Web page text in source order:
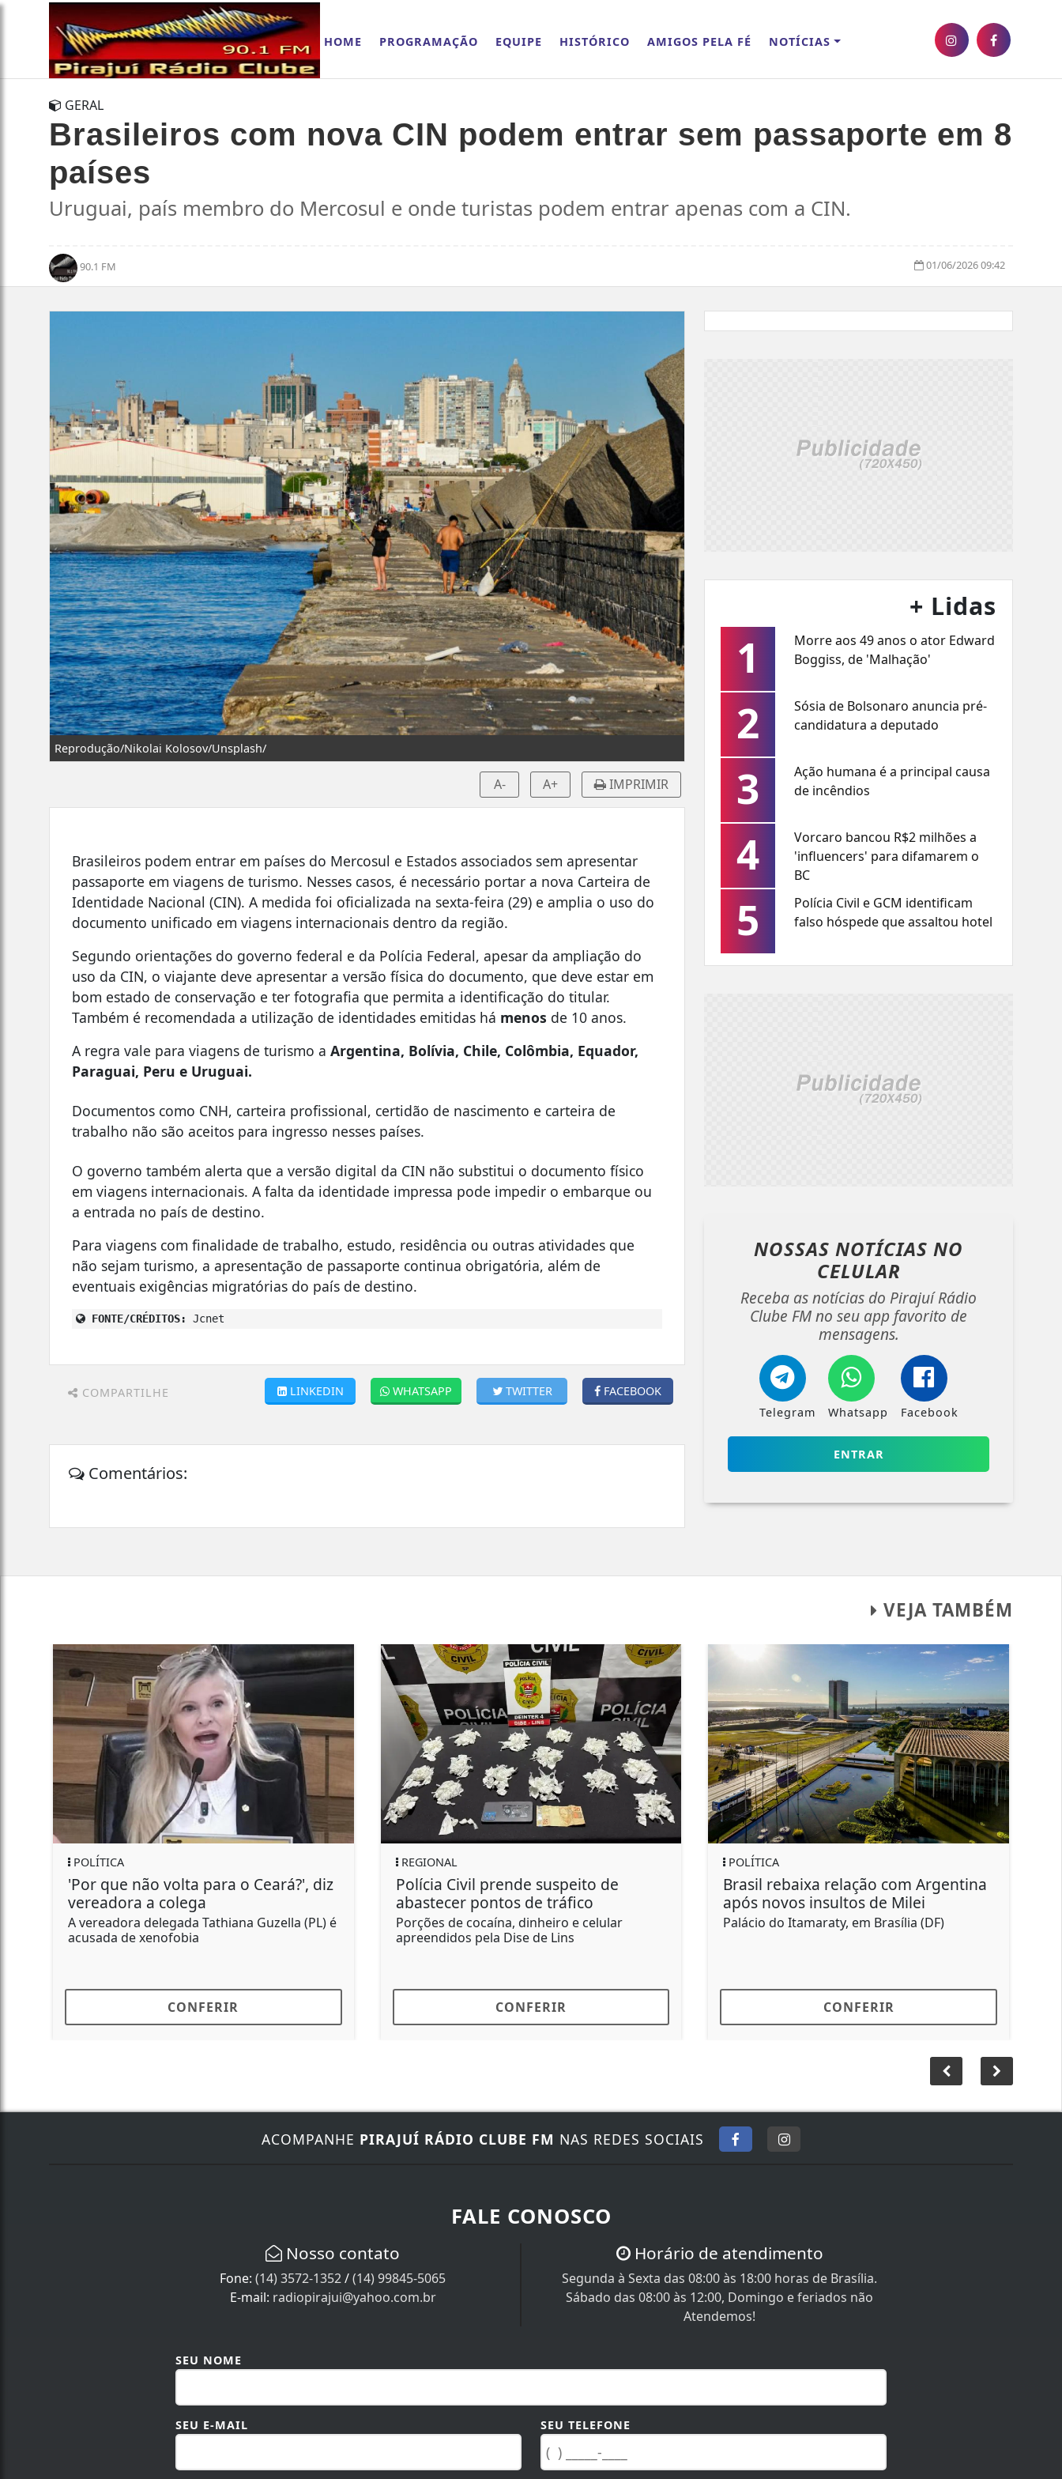
HOME PROGRAMAÇÃO EQUIPE HISTÓRICO AMIGOS PELA FÉ NOTÍCIAS
GERAL
Brasileiros com nova CIN podem entrar sem passaporte em 8
países
Uruguai, país membro do Mercosul e onde turistas podem entrar apenas com a CIN.
90.1 FM 01/06/2026 09:42
Reprodução/Nikolai Kolosov/Unsplash/
A- A+ IMPRIMIR
Brasileiros podem entrar em países do Mercosul e Estados associados sem apresentar
passaporte em viagens de turismo. Nesses casos, é necessário portar a nova Carteira de
Identidade Nacional (CIN). A medida foi oficializada na sexta-feira (29) e amplia o uso do
documento unificado em viagens internacionais dentro da região.
Segundo orientações do governo federal e da Polícia Federal, apesar da ampliação do
uso da CIN, o viajante deve apresentar a versão física do documento, que deve estar em
bom estado de conservação e ter fotografia que permita a identificação do titular.
Também é recomendada a utilização de identidades emitidas há menos de 10 anos.
A regra vale para viagens de turismo aArgentina, Bolívia, Chile, Colômbia, Equador,
Paraguai, Peru e Uruguai.
Documentos como CNH, carteira profissional, certidão de nascimento e carteira de
trabalho não são aceitos para ingresso nesses países.
O governo também alerta que a versão digital da CIN não substitui o documento físico
em viagens internacionais. A falta da identidade impressa pode impedir o embarque ou
a entrada no país de destino.
Para viagens com finalidade de trabalho, estudo, residência ou outras atividades que
não sejam turismo, a apresentação de passaporte continua obrigatória, além de
eventuais exigências migratórias do país de destino.
FONTE/CRÉDITOS: Jcnet
COMPARTILHE FACEBOOK
TWITTER
WHATSAPP
LINKEDIN
Comentários:
+ Lidas
1
Morre aos 49 anos o ator Edward
Boggiss, de 'Malhação'
2
Sósia de Bolsonaro anuncia pré-
candidatura a deputado
3
Ação humana é a principal causa
de incêndios
4
Vorcaro bancou R$2 milhões a
'influencers' para difamarem o
BC
5
Polícia Civil e GCM identificam
falso hóspede que assaltou hotel
NOSSAS NOTÍCIASNO
CELULAR
Receba as notícias do Pirajuí Rádio
Clube FM no seu app favorito de
mensagens.
Telegram Whatsapp Facebook
ENTRAR
VEJA TAMBÉM
não volta para o Ceará?', diz
a colega
delegada Tathiana Guzella (PL) é
xenofobia
Polícia Civil prende suspeito de
abastecer pontos de tráfico
Porções de cocaína, dinheiro e celular
apreendidos pela Dise de Lins
Brasil rebaixa relação com Argentina
após novos insultos de Milei
Palácio do Itamaraty, em Brasília (DF)
Empresas devem
de trabalhadores
Sarampo em adultos
ACOMPANHE PIRAJUÍ RÁDIO CLUBE FM NAS REDES SOCIAIS
FALE CONOSCO
Nosso contato
Fone:(14) 3572-1352/(14) 99845-5065
E-mail: radiopirajui@yahoo.com.br
Horário de atendimento
Segunda à Sexta das 08:00 às 18:00 horas de Brasília.
Sábado das 08:00 às 12:00, Domingo e feriados não
Atendemos!
SEU NOME
SEU E-MAIL SEU TELEFONE